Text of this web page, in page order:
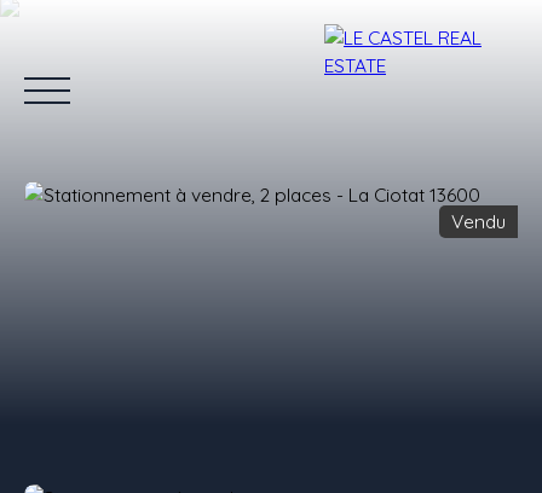
Vendu